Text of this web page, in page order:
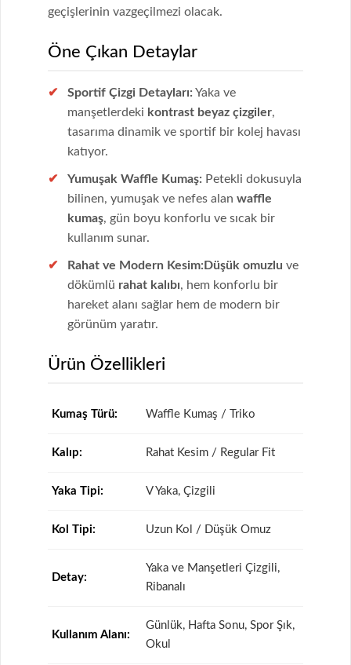
geçişlerinin vazgeçilmezi olacak.
Öne Çıkan Detaylar
Sportif Çizgi Detayları: Yaka ve
manşetlerdeki kontrast beyaz çizgiler,
tasarıma dinamik ve sportif bir kolej havası
katıyor.
Yumuşak Waffle Kumaş: Petekli dokusuyla
bilinen, yumuşak ve nefes alan waffle
kumaş, gün boyu konforlu ve sıcak bir
kullanım sunar.
Rahat ve Modern Kesim: Düşük omuzlu ve
dökümlü rahat kalıbı, hem konforlu bir
hareket alanı sağlar hem de modern bir
görünüm yaratır.
Ürün Özellikleri
Kumaş Türü: Waffle Kumaş / Triko
Kalıp: Rahat Kesim / Regular Fit
Yaka Tipi: V Yaka, Çizgili
Kol Tipi: Uzun Kol / Düşük Omuz
Detay:
Yaka ve Manşetleri Çizgili,
Ribanalı
Kullanım Alanı:
Günlük, Hafta Sonu, Spor Şık,
Okul